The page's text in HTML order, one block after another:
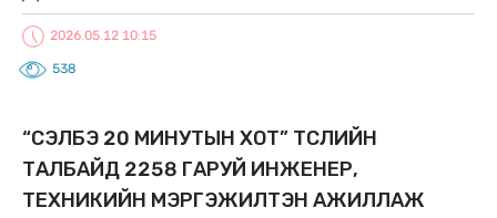
2026.05.12 10:15
538
“СЭЛБЭ 20 МИНУТЫН ХОТ” ТӨСЛИЙН
ТАЛБАЙД 2258 ГАРУЙ ИНЖЕНЕР,
ТЕХНИКИЙН МЭРГЭЖИЛТЭН АЖИЛЛАЖ